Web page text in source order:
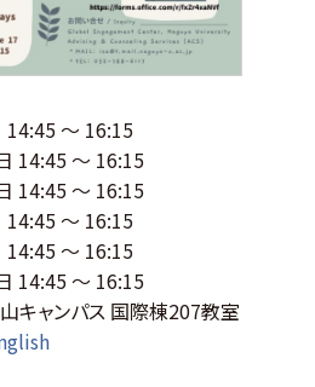
〜 16:15
14:45 〜 16:15
14:45 〜 16:15
〜 16:15
〜 16:15
14:45 〜 16:15
キャンパス 国際棟207教室